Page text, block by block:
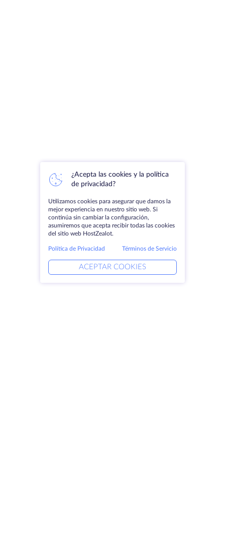
¿Acepta las cookies y la política
de privacidad?
Utilizamos cookies para asegurar que damos la
mejor experiencia en nuestro sitio web. Si
continúa sin cambiar la configuración,
asumiremos que acepta recibir todas las cookies
del sitio web HostZealot.
Política de Privacidad Términos de Servicio
ACEPTAR COOKIES